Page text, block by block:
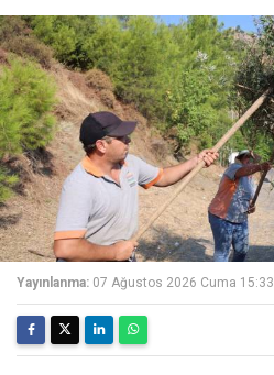
Yayınlanma: 07 Ağustos 2026 Cuma 15:33